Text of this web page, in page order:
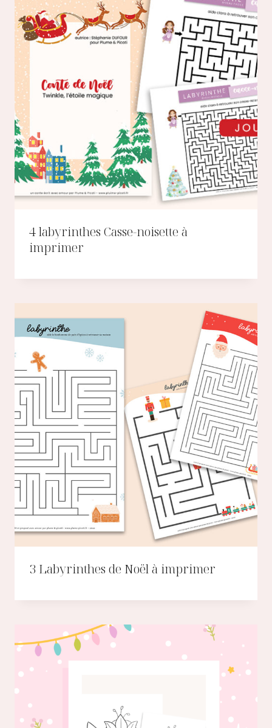
4 labyrinthes Casse-noisette à
imprimer
3 Labyrinthes de Noël à imprimer